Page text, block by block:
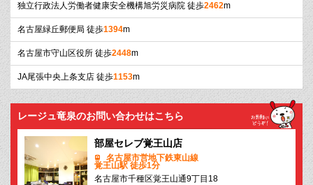
独立行政法人労働者健康安全機構旭労災病院 徒歩2462m
名古屋緑丘郵便局 徒歩1394m
名古屋市守山区役所 徒歩2448m
JA尾張中央上条支店 徒歩1153m
レージュ竜泉のお問い合わせはこちら
部屋セレブ覚王山店
名古屋市営地下鉄東山線
覚王山駅 徒歩1分
名古屋市千種区覚王山通9丁目18